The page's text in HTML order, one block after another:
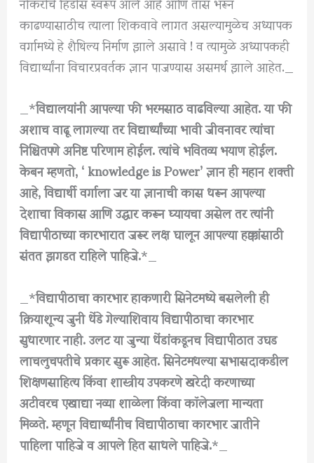
काढण्यासाठीच त्याला शिकवावे लागत असल्यामुळेच अध्यापक
वर्गामध्ये हे शैथिल्य निर्माण झाले असावे ! व त्यामुळे अध्यापकही
विद्यार्थ्यांना विचारप्रवर्तक ज्ञान पाजण्यास असमर्थ झाले आहेत._
_*विद्यालयांनी आपल्या फी भरमसाठ वाढविल्या आहेत. या फी
अशाच वाढू लागल्या तर विद्यार्थ्यांच्या भावी जीवनावर त्यांचा
निश्चितपणे अनिष्ट परिणाम होईल. त्यांचे भवितव्य भयाण होईल.
केबन म्हणतो, ‘ knowledge is Power’ ज्ञान ही महान शक्ती
आहे, विद्यार्थी वर्गाला जर या ज्ञानाची कास धरून आपल्या
देशाचा विकास आणि उद्धार करून घ्यायचा असेल तर त्यांनी
विद्यापीठाच्या कारभारात जरूर लक्ष घालून आपल्या हक्कांसाठी
संतत झगडत राहिले पाहिजे.*_
_*विद्यापीठाचा कारभार हाकणारी सिनेटमध्ये बसलेली ही
क्रियाशून्य जुनी धेंडे गेल्याशिवाय विद्यापीठाचा कारभार
सुधारणार नाही. उलट या जुन्या धेंडांकडूनच विद्यापीठात उघड
लाचलुचपतीचे प्रकार सुरू आहेत. सिनेटमधल्या सभासदाकडील
शिक्षणसाहित्य किंवा शास्त्रीय उपकरणे खरेदी करणाच्या
अटीवरच एखाद्या नव्या शाळेला किंवा कॉलेजला मान्यता
मिळते. म्हणून विद्यार्थ्यांनीच विद्यापीठाचा कारभार जातीने
पाहिला पाहिजे व आपले हित साधले पाहिजे.*_